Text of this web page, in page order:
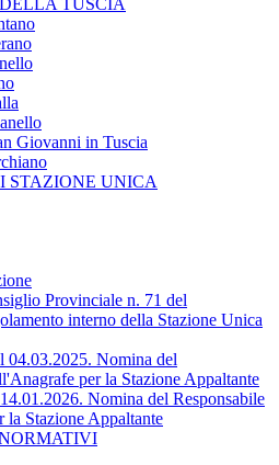
TUSCIA
Giovanni in Tuscia
STAZIONE UNICA
Provinciale n. 71 del
interno della Stazione Unica
04.03.2025. Nomina del
per la Stazione Appaltante
Nomina del Responsabile
la Stazione Appaltante